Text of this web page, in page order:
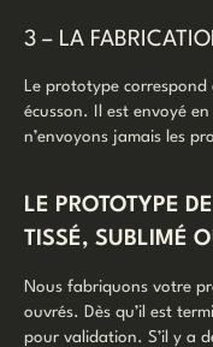
3 – LA
Le prototype
écusson. Il est envoyé
n’envoyons jamais les
LE PROTOTYPE
TISSÉ, SUBLIMÉ
Nous fabriquons votre
ouvrés. Dès qu’il est
pour validation. S’il y a